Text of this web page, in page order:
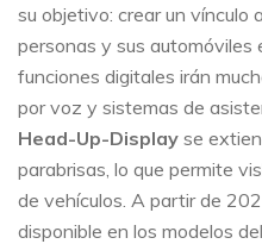
su objetivo: crear un vínculo
personas y sus automóviles
funciones digitales irán
por voz y sistemas de
Head-Up-Display se
parabrisas, lo que permite
de vehículos. A partir de
disponible en los modelos